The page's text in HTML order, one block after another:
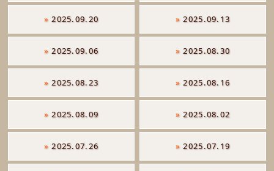
» 2025.09.20 » 2025.09.13
» 2025.09.06 » 2025.08.30
» 2025.08.23 » 2025.08.16
» 2025.08.09 » 2025.08.02
» 2025.07.26 » 2025.07.19